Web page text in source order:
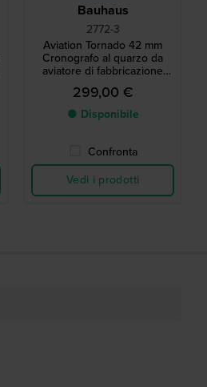
Bauhaus
2772-3
Aviation Tornado 42 mm
Cronografo al quarzo da
aviatore di fabbricazione
tedesca con data
299,00 €
● Disponibile
Confronta
Vedi i prodotti